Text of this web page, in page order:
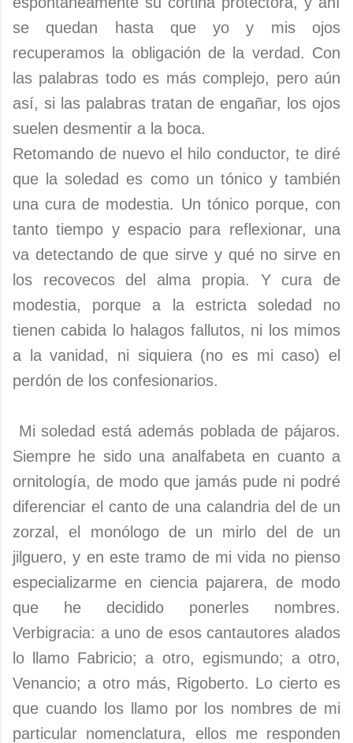
se quedan hasta que yo y mis ojos
recuperamos la obligación de la verdad. Con
las palabras todo es más complejo, pero aún
así, si las palabras tratan de engañar, los ojos
suelen desmentir a la boca.
Retomando de nuevo el hilo conductor, te diré
que la soledad es como un tónico y también
una cura de modestia. Un tónico porque, con
tanto tiempo y espacio para reflexionar, una
va detectando de que sirve y qué no sirve en
los recovecos del alma propia. Y cura de
modestia, porque a la estricta soledad no
tienen cabida lo halagos fallutos, ni los mimos
a la vanidad, ni siquiera (no es mi caso) el
perdón de los confesionarios.
Mi soledad está además poblada de pájaros.
Siempre he sido una analfabeta en cuanto a
ornitología, de modo que jamás pude ni podré
diferenciar el canto de una calandria del de un
zorzal, el monólogo de un mirlo del de un
jilguero, y en este tramo de mi vida no pienso
especializarme en ciencia pajarera, de modo
que he decidido ponerles nombres.
Verbigracia: a uno de esos cantautores alados
lo llamo Fabricio; a otro, egismundo; a otro,
Venancio; a otro más, Rigoberto. Lo cierto es
que cuando los llamo por los nombres de mi
particular nomenclatura, ellos me responden